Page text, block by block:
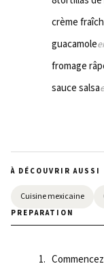
crème
guacamole
fromage
sauce salsa
À DÉCOUVRIR AUSSI
Cuisine mexicaine
METHOD